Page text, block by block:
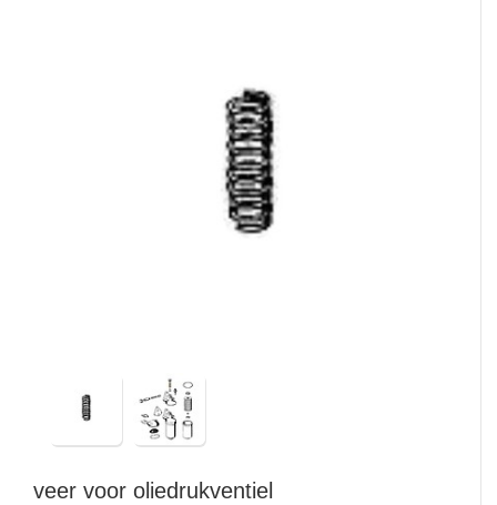
veer voor oliedrukventiel